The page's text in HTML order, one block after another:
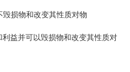
损物和改变其性质对物
益并可以毁损物和改变其性质对